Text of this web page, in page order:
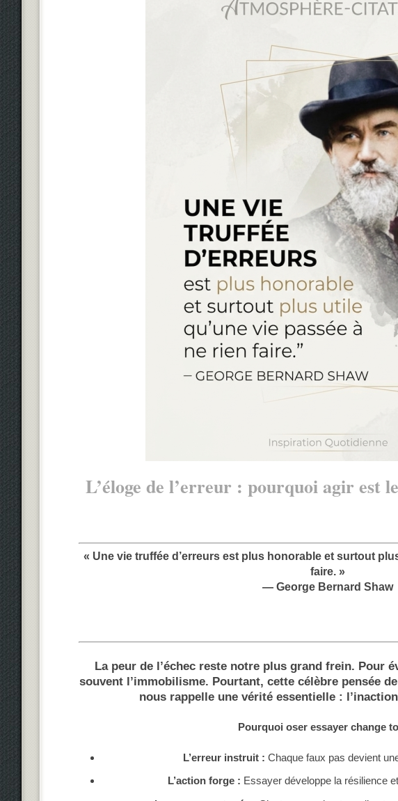
L’éloge de l’erreur : pourquoi agir est
« Une vie truffée d’erreurs est plus honorable et surtout
faire. »
—George Bernard Shaw
La peur de l’échec reste notre plus grand frein. Pour
souvent l’immobilisme. Pourtant, cette célèbre pensée
nous rappelle une vérité essentielle :
Pourquoi oser essayer change
L’erreur instruit : Chaque faux pas devient
L’action forge : Essayer développe la résilience